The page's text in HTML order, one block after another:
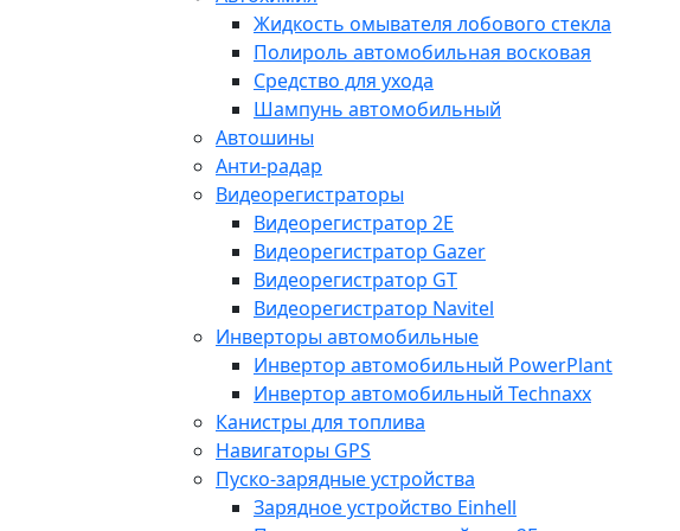
Жидкость омывателя лобового стекла
Полироль автомобильная восковая
Средство для ухода
Шампунь автомобильный
Автошины
Анти-радар
Видеорегистраторы
Видеорегистратор 2E
Видеорегистратор Gazer
Видеорегистратор GT
Видеорегистратор Navitel
Инверторы автомобильные
Инвертор автомобильный PowerPlant
Инвертор автомобильный Technaxx
Канистры для топлива
Навигаторы GPS
Пуско-зарядные устройства
Зарядное устройство Einhell